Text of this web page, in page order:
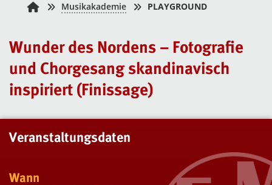
Musikakademie PLAYGROUND
Wunder des Nordens – Fotografie
und Chorgesang skandinavisch
inspiriert (Finissage)
Veranstaltungsdaten
Wann